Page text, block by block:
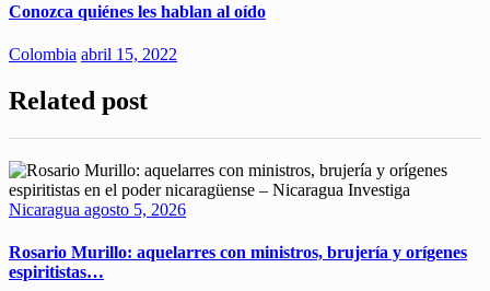
Conozca quiénes les hablan al oído
Colombia abril 15, 2022
Related post
Nicaragua agosto 5, 2026
Rosario Murillo: aquelarres con ministros, brujería y orígenes
espiritistas…